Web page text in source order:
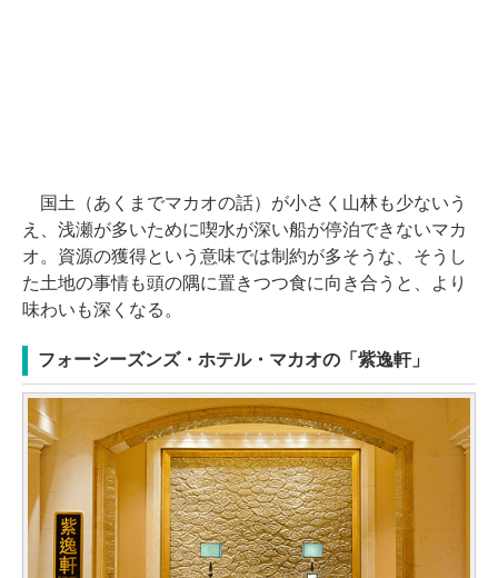
国土（あくまでマカオの話）が小さく山林も少ないう
え、浅瀬が多いために喫水が深い船が停泊できないマカ
オ。資源の獲得という意味では制約が多そうな、そうし
た土地の事情も頭の隅に置きつつ食に向き合うと、より
味わいも深くなる。
フォーシーズンズ・ホテル・マカオの「紫逸軒」